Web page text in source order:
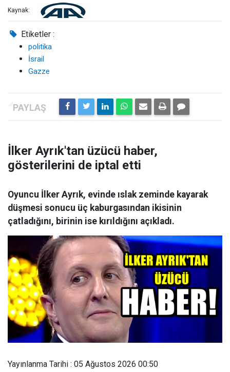
Kaynak:
Etiketler :
politika
İsrail
Gazze
İlker Ayrık'tan üzücü haber,
gösterilerini de iptal etti
Oyuncu İlker Ayrık, evinde ıslak zeminde kayarak
düşmesi sonucu üç kaburgasından ikisinin
çatladığını, birinin ise kırıldığını açıkladı.
Yayınlanma Tarihi : 05 Ağustos 2026 00:50